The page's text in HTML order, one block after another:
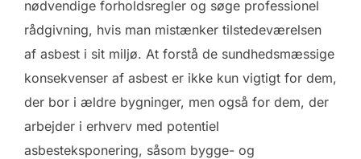
nødvendige forholdsregler og søge professionel
rådgivning, hvis man mistænker tilstedeværelsen
af asbest i sit miljø. At forstå de sundhedsmæssige
konsekvenser af asbest er ikke kun vigtigt for dem,
der bor i ældre bygninger, men også for dem, der
arbejder i erhverv med potentiel
asbesteksponering, såsom bygge- og